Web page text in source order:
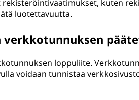
kuten
luotettavuutta.
loppuliite.
voidaan tunnistaa